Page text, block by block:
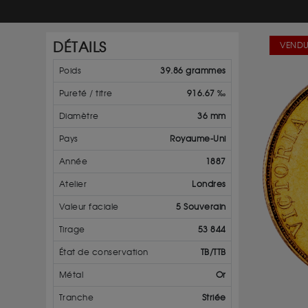
DÉTAILS
Poids 39.86 grammes
Pureté / titre 916.67 ‰
Diamètre 36 mm
Pays Royaume-Uni
Année 1887
Atelier Londres
Valeur faciale 5 Souverain
Tirage 53 844
État de conservation TB/TTB
Métal Or
Tranche Striée